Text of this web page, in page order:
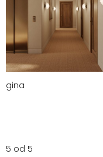
gina
5 od 5